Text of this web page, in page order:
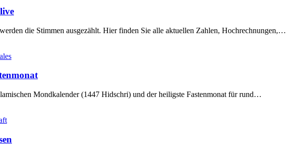
die Stimmen ausgezählt. Hier finden Sie alle aktuellen Zahlen, Hochrechnungen,…
Mondkalender (1447 Hidschri) und der heiligste Fastenmonat für rund…